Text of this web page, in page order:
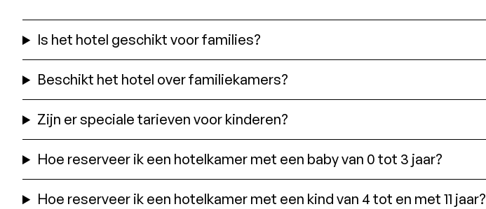
Is het hotel geschikt voor families?
Beschikt het hotel over familiekamers?
Zijn er speciale tarieven voor kinderen?
Hoe reserveer ik een hotelkamer met een baby van 0 tot 3 jaar?
Hoe reserveer ik een hotelkamer met een kind van 4 tot en met 11 jaar?